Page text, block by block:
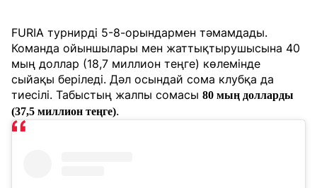
FURIA турнирді 5-8-орындармен тәмамдады.
Команда ойыншылары мен жаттықтырушысына 40
мың доллар (18,7 миллион теңге) көлемінде
сыйақы беріледі. Дәл осындай сома клубқа да
тиесілі. Табыстың жалпы сомасы 80 мың долларды
(37,5 миллион теңге).